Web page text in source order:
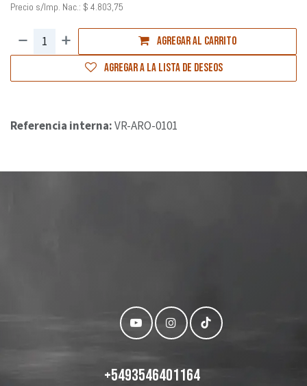
Precio s/Imp. Nac.: $ 4.803,75
Agregar al carrito
Agregar a la lista de deseos
Referencia interna:VR-ARO-0101
+5493546401164